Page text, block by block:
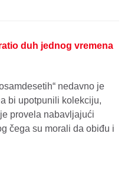
duh jednog vremena
nedavno je
bi upotpunili kolekciju,
provela nabavljajući
čega su morali da obiđu i